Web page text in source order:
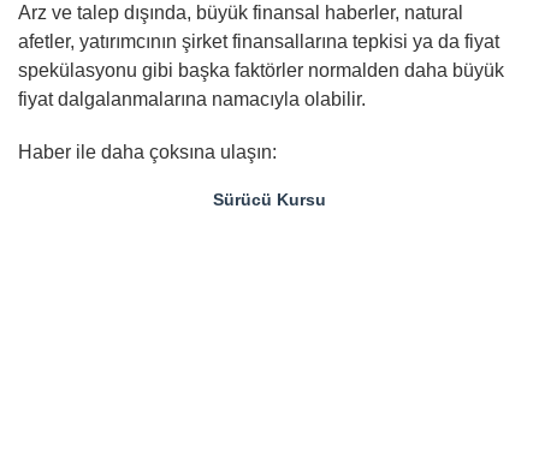
Arz ve talep dışında, büyük finansal haberler, natural
afetler, yatırımcının şirket finansallarına tepkisi ya da fiyat
spekülasyonu gibi başka faktörler normalden daha büyük
fiyat dalgalanmalarına namacıyla olabilir.
Haber ile daha çoksına ulaşın:
Sürücü Kursu